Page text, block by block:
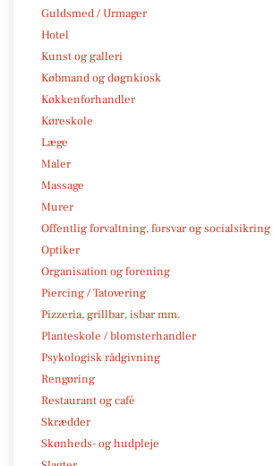
Guldsmed / Urmager
Hotel
Kunst og galleri
Købmand og døgnkiosk
Køkkenforhandler
Køreskole
Læge
Maler
Massage
Murer
Offentlig forvaltning, forsvar og socialsikring
Optiker
Organisation og forening
Piercing / Tatovering
Pizzeria, grillbar, isbar mm.
Planteskole / blomsterhandler
Psykologisk rådgivning
Rengøring
Restaurant og café
Skrædder
Skønheds- og hudpleje